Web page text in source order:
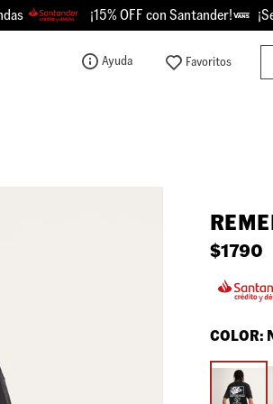
¡15% OFF con Santander! ¡Se
Ayuda
$1790
COLOR: